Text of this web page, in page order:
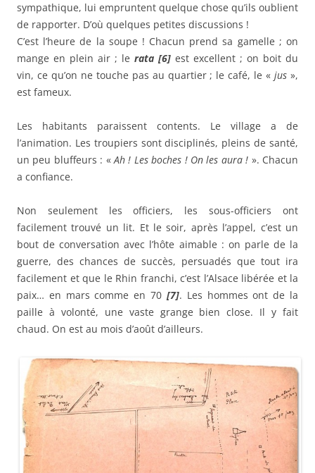
sympathique, lui empruntent quelque chose qu’ils oublient
de rapporter. D’où quelques petites discussions !
C’est l’heure de la soupe ! Chacun prend sa gamelle ; on
mange en plein air ; le rata [6] est excellent ; on boit du
vin, ce qu’on ne touche pas au quartier ; le café, le «jus»,
est fameux.
Les habitants paraissent contents. Le village a de
l’animation. Les troupiers sont disciplinés, pleins de santé,
un peu bluffeurs : «Ah ! Les boches ! On les aura ! ». Chacun
a confiance.
Non seulement les officiers, les sous-officiers ont
facilement trouvé un lit. Et le soir, après l’appel, c’est un
bout de conversation avec l’hôte aimable : on parle de la
guerre, des chances de succès, persuadés que tout ira
facilement et que le Rhin franchi, c’est l’Alsace libérée et la
paix… en mars comme en 70 [7]. Les hommes ont de la
paille à volonté, une vaste grange bien close. Il y fait
chaud. On est au mois d’août d’ailleurs.